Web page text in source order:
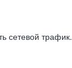
сетевой трафик.